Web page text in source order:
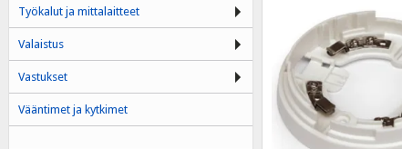
Työkalut ja mittalaitteet
Valaistus
Vastukset
Vääntimet ja kytkimet